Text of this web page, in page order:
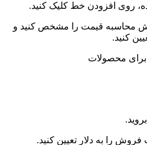
روی افزودن خط کلیک کنید.
محاسبه قیمت را مشخص کنید و
را به دلار تعیین کنید.